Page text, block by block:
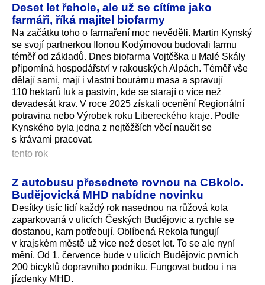
Deset let řehole, ale už se cítíme jako
farmáři, říká majitel biofarmy
Na začátku toho o farmaření moc nevěděli. Martin Kynský
se svojí partnerkou Ilonou Kodýmovou budovali farmu
téměř od základů. Dnes biofarma Vojtěška u Malé Skály
připomíná hospodářství v rakouských Alpách. Téměř vše
dělají sami, mají i vlastní bourárnu masa a spravují
110 hektarů luk a pastvin, kde se starají o více než
devadesát krav. V roce 2025 získali ocenění Regionální
potravina nebo Výrobek roku Libereckého kraje. Podle
Kynského byla jedna z nejtěžších věcí naučit se
s krávami pracovat.
tento rok
Z autobusu přesednete rovnou na CBkolo.
Budějovická MHD nabídne novinku
Desítky tisíc lidí každý rok nasednou na růžová kola
zaparkovaná v ulicích Českých Budějovic a rychle se
dostanou, kam potřebují. Oblíbená Rekola fungují
v krajském městě už více než deset let. To se ale nyní
mění. Od 1. července bude v ulicích Budějovic prvních
200 bicyklů dopravního podniku. Fungovat budou i na
jízdenky MHD.